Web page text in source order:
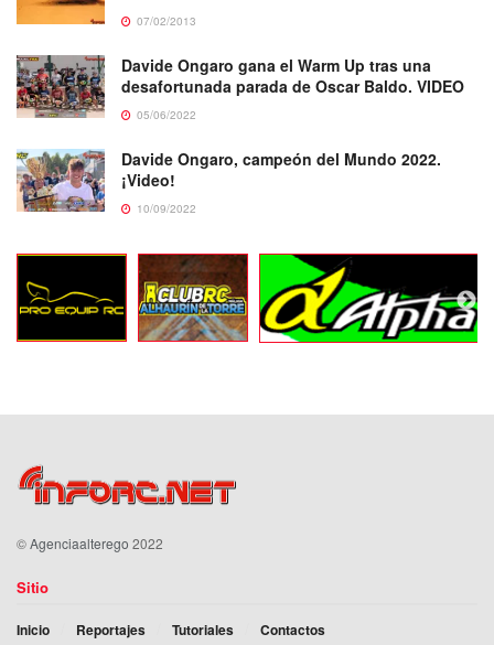
07/02/2013
Davide Ongaro gana el Warm Up tras una
desafortunada parada de Oscar Baldo. VIDEO
05/06/2022
Davide Ongaro, campeón del Mundo 2022.
¡Video!
10/09/2022
©Agenciaalterego 2022
Sitio
Inicio Reportajes Tutoriales Contactos